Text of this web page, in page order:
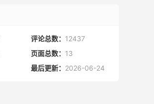
评论总数： 12437
页面总数： 13
最后更新： 2026-06-24